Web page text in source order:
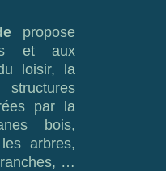
propose
et aux
loisir, la
structures
par la
bois,
arbres,
…